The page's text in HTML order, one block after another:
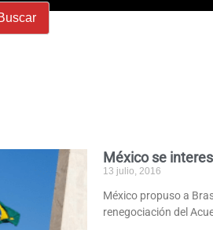
México se
13 julio, 2016
México propuso a
renegociación del